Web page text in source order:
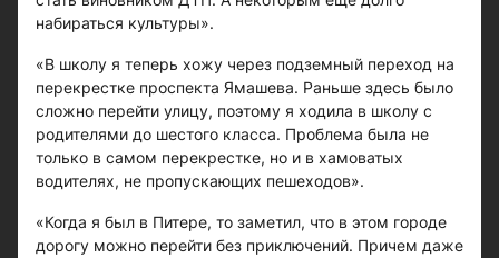
набираться культуры».
«В школу я теперь хожу через подземный переход на
перекрестке проспекта Ямашева. Раньше здесь было
сложно перейти улицу, поэтому я ходила в школу с
родителями до шестого класса. Проблема была не
только в самом перекрестке, но и в хамоватых
водителях, не пропускающих пешеходов».
«Когда я был в Питере, то заметил, что в этом городе
дорогу можно перейти без приключений. Причем даже